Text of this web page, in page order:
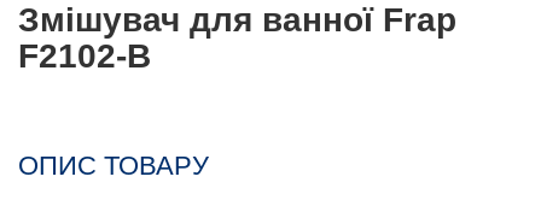
Змішувач для ванної Frap
F2102-B
ОПИС ТОВАРУ